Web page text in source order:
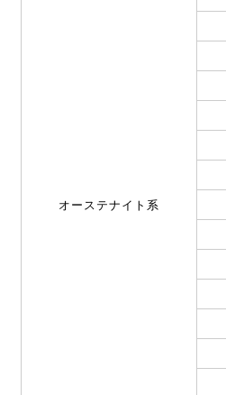
オーステナイト系